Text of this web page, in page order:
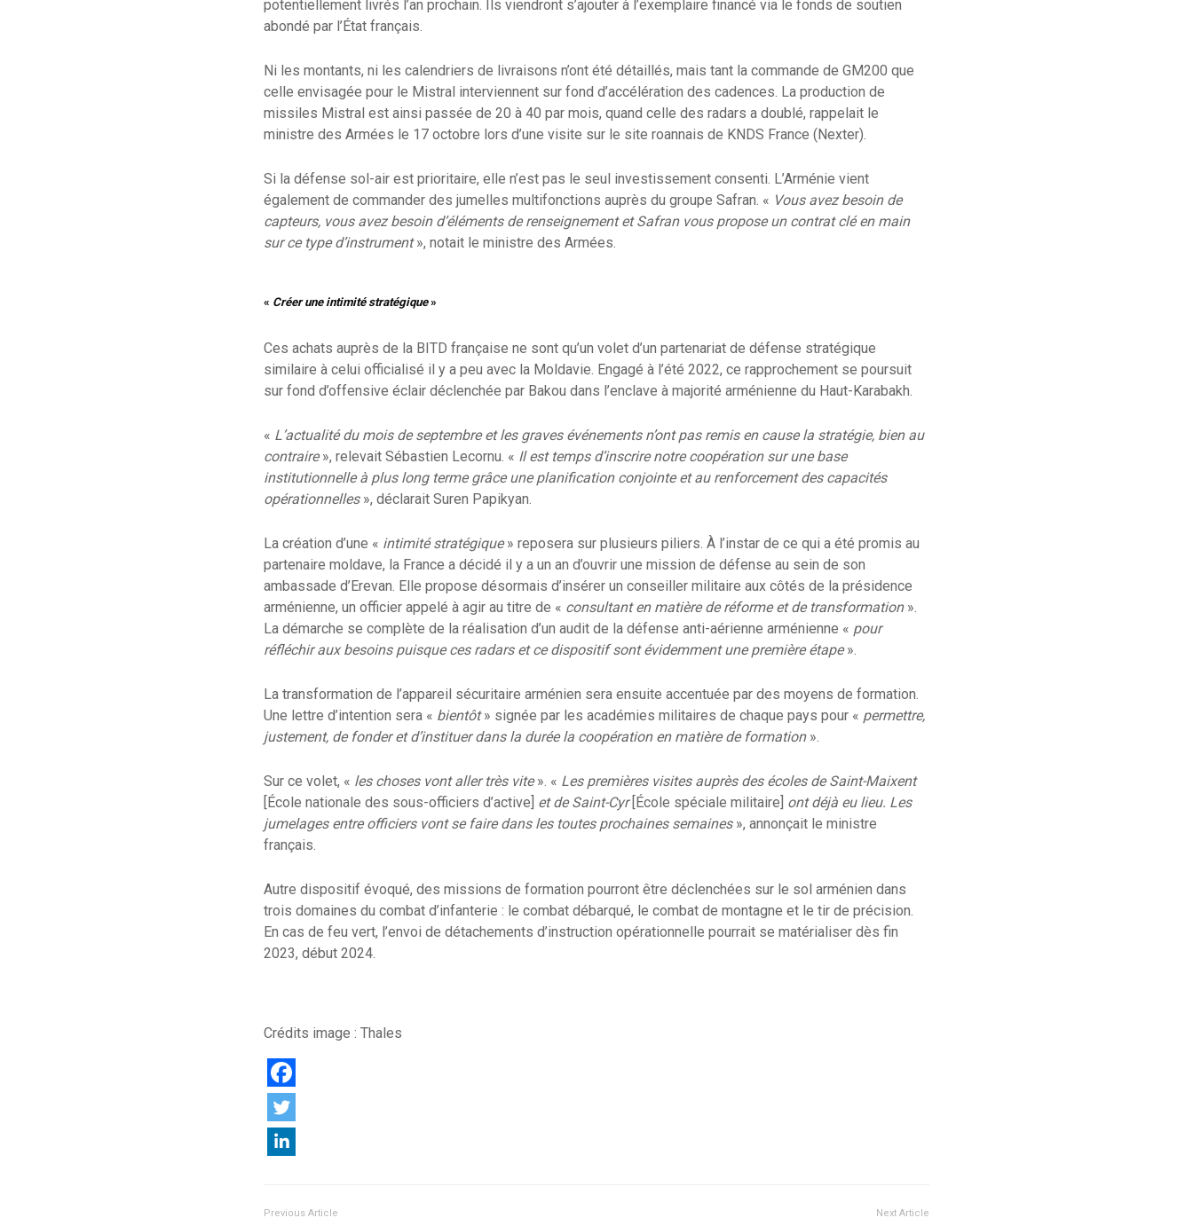
potentiellement livrés l’an prochain. Ils viendront s’ajouter à l’exemplaire financé via le fonds de soutien
abondé par l’État français.
Ni les montants, ni les calendriers de livraisons n’ont été détaillés, mais tant la commande de GM200 que
celle envisagée pour le Mistral interviennent sur fond d’accélération des cadences. La production de
missiles Mistral est ainsi passée de 20 à 40 par mois, quand celle des radars a doublé, rappelait le
ministre des Armées le 17 octobre lors d’une visite sur le site roannais de KNDS France (Nexter).
Si la défense sol-air est prioritaire, elle n’est pas le seul investissement consenti. L’Arménie vient
également de commander des jumelles multifonctions auprès du groupe Safran. « Vous avez besoin de
capteurs, vous avez besoin d’éléments de renseignement et Safran vous propose un contrat clé en main
sur ce type d’instrument», notait le ministre des Armées.
« Créer une intimité stratégique»
Ces achats auprès de la BITD française ne sont qu’un volet d’un partenariat de défense stratégique
similaire à celui officialisé il y a peu avec la Moldavie. Engagé à l’été 2022, ce rapprochement se poursuit
sur fond d’offensive éclair déclenchée par Bakou dans l’enclave à majorité arménienne du Haut-Karabakh.
« L’actualité du mois de septembre et les graves événements n’ont pas remis en cause la stratégie, bien au
contraire», relevait Sébastien Lecornu. « Il est temps d’inscrire notre coopération sur une base
institutionnelle à plus long terme grâce une planification conjointe et au renforcement des capacités
opérationnelles», déclarait Suren Papikyan.
La création d’une « intimité stratégique» reposera sur plusieurs piliers. À l’instar de ce qui a été promis au
partenaire moldave, la France a décidé il y a un an d’ouvrir une mission de défense au sein de son
ambassade d’Erevan. Elle propose désormais d’insérer un conseiller militaire aux côtés de la présidence
arménienne, un officier appelé à agir au titre de « consultant en matière de réforme et de transformation».
La démarche se complète de la réalisation d’un audit de la défense anti-aérienne arménienne « pour
réfléchir aux besoins puisque ces radars et ce dispositif sont évidemment une première étape».
La transformation de l’appareil sécuritaire arménien sera ensuite accentuée par des moyens de formation.
Une lettre d’intention sera « bientôt» signée par les académies militaires de chaque pays pour « permettre,
justement, de fonder et d’instituer dans la durée la coopération en matière de formation».
Sur ce volet, « les choses vont aller très vite». « Les premières visites auprès des écoles de Saint-Maixent
[École nationale des sous-officiers d’active] et de Saint-Cyr[École spéciale militaire] ont déjà eu lieu. Les
jumelages entre officiers vont se faire dans les toutes prochaines semaines», annonçait le ministre
français.
Autre dispositif évoqué, des missions de formation pourront être déclenchées sur le sol arménien dans
trois domaines du combat d’infanterie : le combat débarqué, le combat de montagne et le tir de précision.
En cas de feu vert, l’envoi de détachements d’instruction opérationnelle pourrait se matérialiser dès fin
2023, début 2024.
Crédits image : Thales
Previous Article Next Article